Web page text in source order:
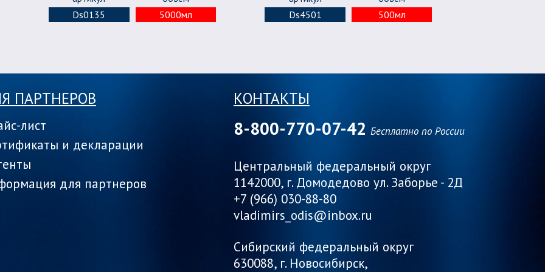
Ds0135
5000мл
Ds4501
500мл
ПАРТНЕРОВ
лист
и декларации
для партнеров
КОНТАКТЫ
8-800-770-07-42 Бесплатно по России
Центральный федеральный округ
1142000, г. Домодедово ул. Заборье - 2Д
+7 (966) 030-88-80
vladimirs_odis@inbox.ru
Сибирский федеральный округ
630088, г. Новосибирск,